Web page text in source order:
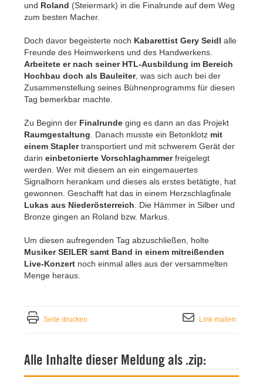
und Roland (Steiermark) in die Finalrunde auf dem Weg
zum besten Macher.
Doch davor begeisterte noch Kabarettist Gery Seidl alle
Freunde des Heimwerkens und des Handwerkens.
Arbeitete er nach seiner HTL-Ausbildung im Bereich
Hochbau doch als Bauleiter, was sich auch bei der
Zusammenstellung seines Bühnenprogramms für diesen
Tag bemerkbar machte.
Zu Beginn der Finalrunde ging es dann an das Projekt
Raumgestaltung . Danach musste ein Betonklotz mit
einem Staplertransportiert und mit schwerem Gerät der
darin einbetonierte Vorschlaghammerfreigelegt
werden. Wer mit diesem an ein eingemauertes
Signalhorn herankam und dieses als erstes betätigte, hat
gewonnen. Geschafft hat das in einem Herzschlagfinale
Lukas aus Niederösterreich . Die Hämmer in Silber und
Bronze gingen an Roland bzw. Markus.
Um diesen aufregenden Tag abzuschließen, holte
Musiker SEILER samt Band in einem mitreißenden
Live-Konzert noch einmal alles aus der versammelten
Menge heraus.
Seite drucken Link mailen
Alle Inhalte dieser Meldung als .zip: